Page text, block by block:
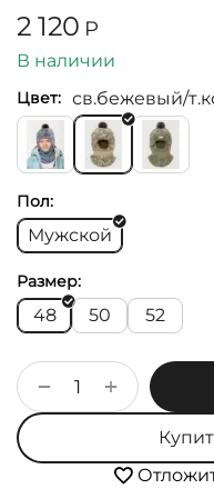
2 120 Р
В наличии
Цвет: св.бежевый/
Пол:
Мужской
Размер:
48 50 52
+
−